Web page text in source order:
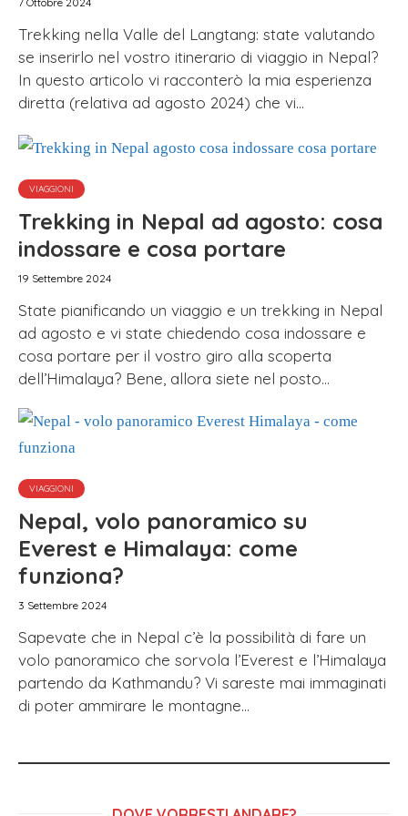
Trekking nella Valle del Langtang: state valutando
se inserirlo nel vostro itinerario di viaggio in Nepal?
In questo articolo vi racconterò la mia esperienza
diretta (relativa ad agosto 2024) che vi...
VIAGGIONI
Trekking in Nepal ad agosto: cosa
indossare e cosa portare
19 Settembre 2024
State pianificando un viaggio e un trekking in Nepal
ad agosto e vi state chiedendo cosa indossare e
cosa portare per il vostro giro alla scoperta
dell’Himalaya? Bene, allora siete nel posto...
VIAGGIONI
Nepal, volo panoramico su
Everest e Himalaya: come
funziona?
3 Settembre 2024
Sapevate che in Nepal c’è la possibilità di fare un
volo panoramico che sorvola l’Everest e l’Himalaya
partendo da Kathmandu? Vi sareste mai immaginati
di poter ammirare le montagne...